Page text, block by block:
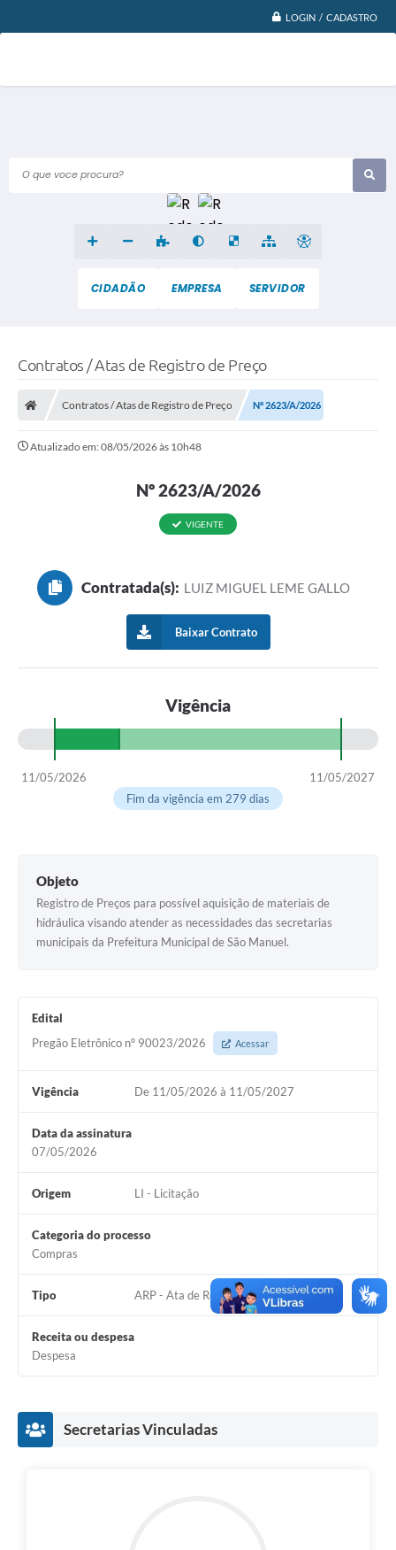
LOGIN / CADASTRO
O que voce procura?
CIDADÃO EMPRESA SERVIDOR
Contratos / Atas de Registro de Preço
Contratos / Atas de Registro de Preço Nº 2623/A/2026
Atualizado em: 08/05/2026 às 10h48
Nº 2623/A/2026
VIGENTE
Contratada(s): LUIZ MIGUEL LEME GALLO
Baixar Contrato
Vigência
11/05/2026
11/05/2027
Fim da vigência em 279 dias
Objeto
Registro de Preços para possível aquisição de materiais de
hidráulica visando atender as necessidades das secretarias
municipais da Prefeitura Municipal de São Manuel.
Edital
Pregão Eletrônico nº 90023/2026
Acessar
Vigência De 11/05/2026 à 11/05/2027
Data da assinatura
07/05/2026
Origem LI - Licitação
Categoria do processo
Compras
Tipo ARP - Ata de Registro de Preço
Receita ou despesa
Despesa
Secretarias Vinculadas